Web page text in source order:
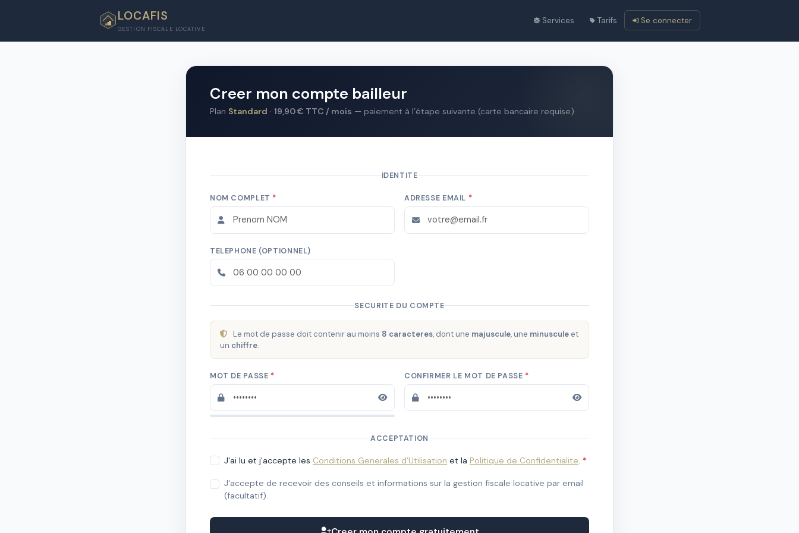
LOCAFIS
GESTION FISCALE LOCATIVE
Services Tarifs Se connecter
Creer mon compte bailleur
Plan Standard · 19,90 € TTC / mois — paiement à l’étape suivante (carte bancaire requise)
IDENTITE
NOM COMPLET ADRESSE EMAIL
TELEPHONE (OPTIONNEL)
SECURITE DU COMPTE
Le mot de passe doit contenir au moins 8 caracteres, dont une majuscule, une minuscule et
un chiffre.
MOT DE PASSE CONFIRMER LE MOT DE PASSE
ACCEPTATION
J'ai lu et j'accepte les Conditions Generales d'Utilisation et la Politique de Confidentialite. *
J'accepte de recevoir des conseils et informations sur la gestion fiscale locative par email
(facultatif).